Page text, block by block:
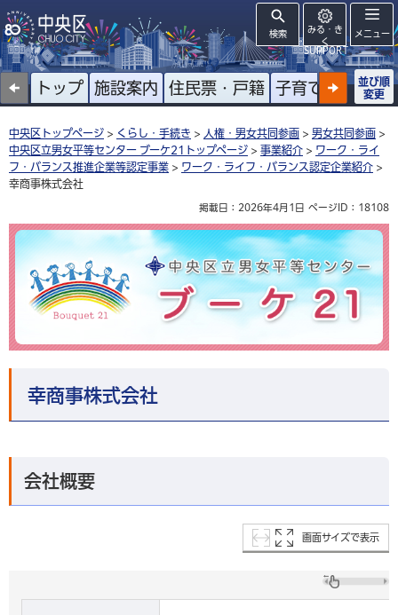
検索
みる・き
く
SUPPORT
メニュー
トップ 施設案内 住民票・戸籍 子育て 高齢者
並び順
変更
中央区トップページ > くらし・手続き > 人権・男女共同参画 > 男女共同参画 >
中央区立男女平等センター ブーケ21トップページ > 事業紹介 > ワーク・ライ
フ・バランス推進企業等認定事業 > ワーク・ライフ・バランス認定企業紹介 >
幸商事株式会社
掲載日：2026年4月1日 ページID：18108
幸商事株式会社
会社概要
画面サイズで表示